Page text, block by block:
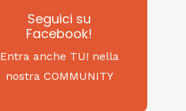
Seguici su
Facebook!
Entra anche TU! nella
nostra COMMUNITY
SAGRITALY
Feste, cibi e tradizioni
da Nord a Sud...